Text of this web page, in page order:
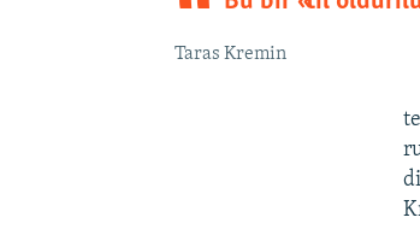
Taras Kremin